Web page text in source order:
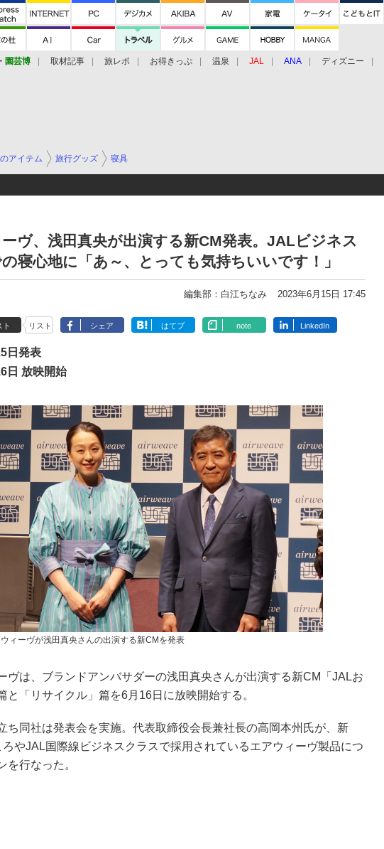
・ 園芸博 取材記事 旅レポ お得きっぷ 温泉 JAL ANA ディズニー
アイテム 旅行グッズ 寝具
ヴ、浅田真央が出演する新CM発表。JALビジネス
寝心地に「あ～、とっても気持ちいいです！」
編集部：白江ちなみ 2023年6月15日 17:45
ト リスト シェア はてブ note LinkedIn
日発表
日 放映開始
ィーヴが浅田真央さんの出演する新CMを発表
ヴは、ブランドアンバサダーの浅田真央さんが出演する新CM「JALお
と「リサイクル」篇を6月16日に放映開始する。
ち同社は発表会を実施。代表取締役会長兼社長の高岡本州氏が、新
やJAL国際線ビジネスクラスで採用されているエアウィーヴ製品につ
を行なった。